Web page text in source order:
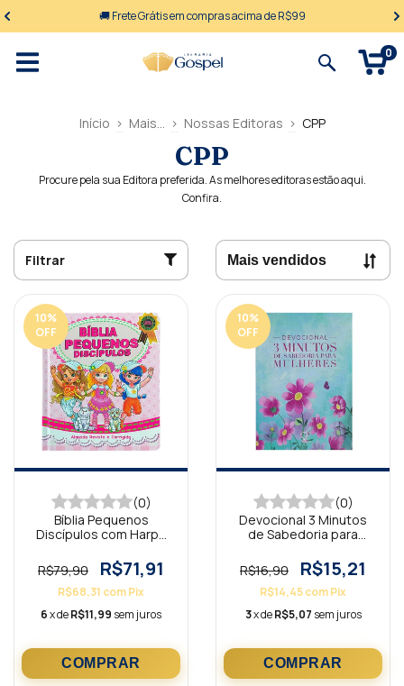
🚚 Frete Grátis em compras acima de R$99
0
Início > Mais... > Nossas Editoras > CPP
CPP
Procure pela sua Editora preferida. As melhores editoras estão aqui.
Confira.
Filtrar
10%
OFF
(0)
Bíblia Pequenos
Discípulos com Harpa
R$79,90
R$71,91
R$68,31 comPix
6x deR$11,99 sem juros
10%
OFF
(0)
Devocional 3 Minutos
de Sabedoria para
R$16,90
R$15,21
R$14,45comPix
3x deR$5,07 sem juros